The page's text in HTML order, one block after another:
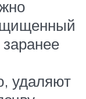
заранее
удаляют